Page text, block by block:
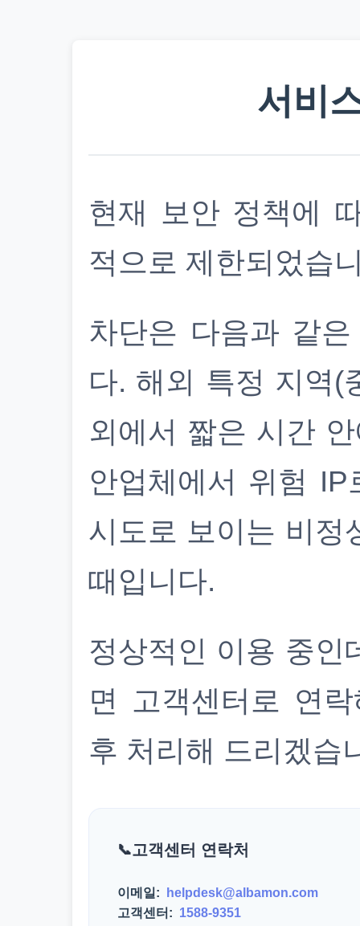
서비
현재 보안 정책에
적으로 제한되었습
차단은 다음과 같
다. 해외 특정 지역(
외에서 짧은 시간
안업체에서 위험
시도로 보이는 비정
때입니다.
정상적인 이용 중인
면 고객센터로 연
후 처리해 드리겠습
고객센터 연락처
이메일:
helpdesk@albamon.com
고객센터: 1588-9351